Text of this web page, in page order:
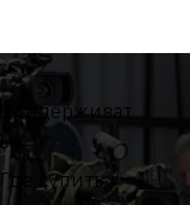
Поддерживат
ь
Где купить